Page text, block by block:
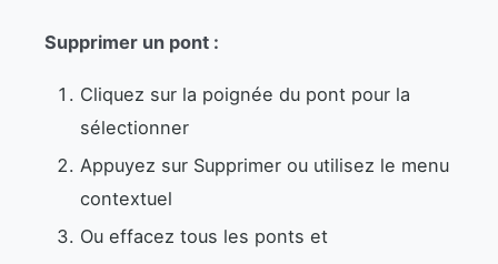
Supprimer un pont :
Cliquez sur la poignée du pont pour la
sélectionner
Appuyez sur Supprimer ou utilisez le menu
contextuel
Ou effacez tous les ponts et